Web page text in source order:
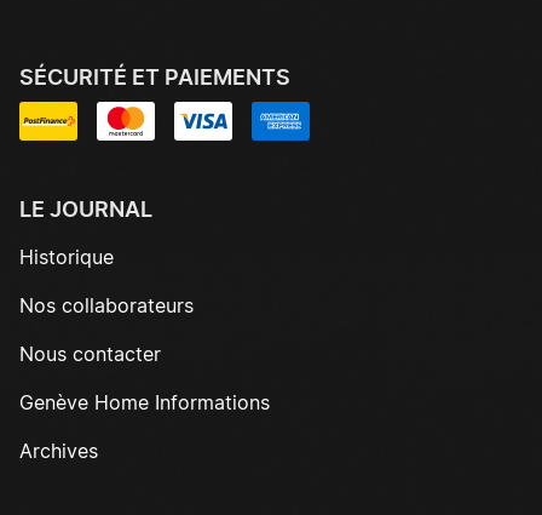
SÉCURITÉ ET PAIEMENTS
LE JOURNAL
Historique
Nos collaborateurs
Nous contacter
Genève Home Informations
Archives